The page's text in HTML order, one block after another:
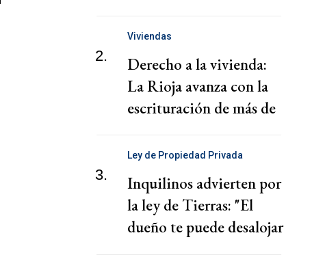
de la Federación Jordana
2.
Viviendas
Derecho a la vivienda:
La Rioja avanza con la
escrituración de más de
3.
Ley de Propiedad Privada
Inquilinos advierten por
la ley de Tierras: "El
dueño te puede desalojar